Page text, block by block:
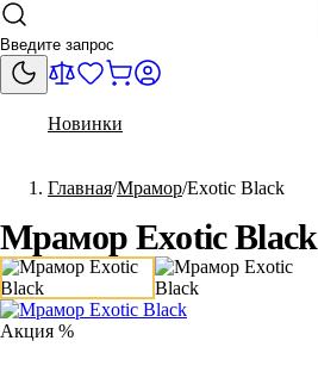
Новинки
Главная Мрамор Exotic Black
Мрамор Exotic Black
Акция %